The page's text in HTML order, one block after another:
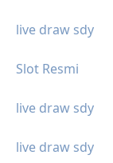
live draw sdy
Slot Resmi
live draw sdy
live draw sdy